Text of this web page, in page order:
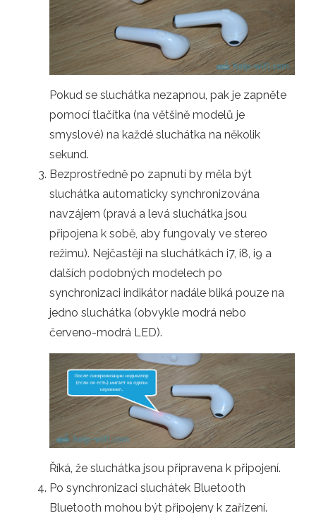
Pokud se sluchátka nezapnou, pak je zapněte
pomocí tlačítka (na většině modelů je
smyslové) na každé sluchátka na několik
sekund.
Bezprostředně po zapnutí by měla být
sluchátka automaticky synchronizována
navzájem (pravá a levá sluchátka jsou
připojena k sobě, aby fungovaly ve stereo
režimu). Nejčastěji na sluchátkách i7, i8, i9 a
dalších podobných modelech po
synchronizaci indikátor nadále bliká pouze na
jedno sluchátka (obvykle modrá nebo
červeno-modrá LED).
Říká, že sluchátka jsou připravena k připojení.
Po synchronizaci sluchátek Bluetooth
Bluetooth mohou být připojeny k zařízení.